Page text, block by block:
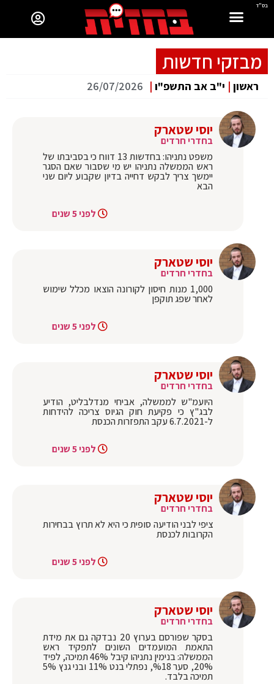
בס"ד
מבזקי חדשות
ראשון | י"ב אב התשפ"ו |
26/07/2026
יוסי שטארק
בחדרי חרדים
משפט נתניהו: בחדשות 13 דווח כי בסביבתו של
ראש הממשלה נתניהו יש מי שסבור שאם הסגר
יימשך צריך לבקש דחייה בדיון שקבוע ליום שני
הבא
לפני 5 שנים
יוסי שטארק
בחדרי חרדים
1,000 מנות חיסון לקורונה הוצאו מכלל שימוש
לאחר שפג תוקפן
לפני 5 שנים
יוסי שטארק
בחדרי חרדים
‏היועמ"ש לממשלה, אביחי מנדלבליט, הודיע
לבג"ץ כי פקיעת חוק הגיוס צריכה להידחות
ל-6.7.2021 עקב התפזרות הכנסת
לפני 5 שנים
יוסי שטארק
בחדרי חרדים
ציפי לבני הודיעה סופית כי היא לא תרוץ בבחירות
הקרובות לכנסת
לפני 5 שנים
יוסי שטארק
בחדרי חרדים
בסקר שפורסם בערוץ 20 נבדקה גם את מידת
התאמת המועמדים השונים לתפקיד ראש
הממשלה: בנימין נתניהו קיבל 46% תמיכה, לפיד
20%, סער %18, נפתלי בנט 11% ובני גנץ 5%
תמיכה בלבד.